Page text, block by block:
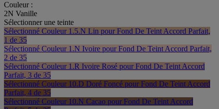
Couleur :
2N Vanille
Sélectionner une teinte
Sélectionné Couleur 1.5.N Lin pour Fond De Teint Accord Parfait,
1 de 35
Sélectionné Couleur 1.N Ivoire pour Fond De Teint Accord Parfait,
2 de 35
Sélectionné Couleur 1.R Ivoire Rosé pour Fond De Teint Accord
Parfait, 3 de 35
Sélectionné Couleur 10.D Doré Foncé pour Fond De Teint Accord
Parfait, 4 de 35
Sélectionné Couleur 10.N Cacao pour Fond De Teint Accord